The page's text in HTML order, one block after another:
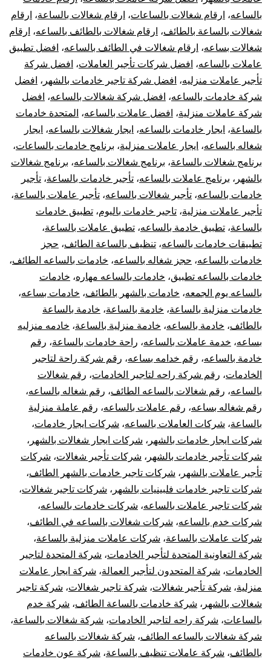
بالساعه، ارقام شغالات بالساعات، ارقام شغالات بالساعة، ارقام
شغالات بالساعة بالطائف، ارقام شغالات بالطائف بالساعه، ارقام
شغالات بساعه، ارقام شغالات في الطائف بالساعه، افضل تطبيق
عاملات بالساعه، افضل شركات تأجير العاملات، افضل شركة
تأجير عاملات منزليه، افضل شركة تاجير خادمات بالشهر ، افضل
شركة خادمات بالساعه، افضل شركة شغالات بالساعه، افضل
شركة عاملات منزلية، افضل عاملات بالساعه، المتحدة خادمات
بالساعة، ايجار خادمات بالساعه، ايجار شغالات بالساعه، ايجار
شغاله بالساعه، ايجار عاملات منزلية، برنامج خادمات بالساعات،
برنامج شغالات بالساعة، برنامج شغالات بالساعه، برنامج شغالات
بالشهر ، برنامج عاملات بالساعه، تأجير خادمات بالساعة، تأجير
خادمات بالساعه، تأجير شغالات بالساعه، تأجير عاملات بالساعة،
تأجير عاملات منزلية، تاجير خادمات باليوم، تطبيق خادمات
بالساعة، تطبيق خادمة بالساعه، تطبيق عاملات بالساعة،
تطبيقات خادمات بالساعه، تنظيف بالساعة الطائف، حجز
خادمات بالساعه، حجز شغاله بالساعه، خادمات بالساعه الطائف،
خادمات بالساعه تطبيق، خادمات بالساعه مهاره، خادمات
بالساعه يوم الجمعه، خادمات بالشهر بالطائف، خادمات بساعه،
خادمات منزلية بالساعة، خادمة بالساعة، خادمة بالساعة
بالطائف، خادمة بالساعه، خادمة منزلية بالساعة، خادمه منزليه
بساعه، خدمة عاملات بالساعه، راحة خادمات بالساعة، رقم
خادمة بالساعه، رقم خدامه بساعه، رقم شركة راحة لتاجير
الخادمات، رقم شركة راحه لتاجير الخادمات، رقم شغالات
بالساعه، رقم شغالات بالساعه الطائف، رقم شغاله بالساعه،
رقم شغاله بساعه، رقم عاملات بالساعه، رقم عاملة منزلية
بالساعة، شركات العاملات بالساعه، شركات ايجار خادمات،
شركات ايجار خادمات بالشهر ، شركات ايجار شغالات بالشهر ،
شركات تأجير خادمات بالشهر ، شركات تأجير شغالات، شركات
تأجير عاملات بالشهر ، شركات تاجير خادمات بالشهر الطائف،
شركات تاجير خادمات فلبينيات بالشهر ، شركات تاجير شغالات،
شركات تاجير عاملات بالساعه، شركات خادمات بالساعه،
شركات خدم بالساعه، شركات شغالات بالساعه في الطائف،
شركات عاملات بالساعة، شركات عاملات منزلية بالساعة،
شركة التعاونية المتحدة لتأجير الخادمات، شركة المتحدة لتاجير
الخادمات، شركة المتحدون لتأجير العمالة، شركة ايجار عاملات
منزلية، شركة تأجير شغالات، شركة تاجير شغالات، شركة تاجير
شغالات بالشهر ، شركة خادمات بالساعة الطائف، شركة خدم
بالساعات، شركة راحه لتاجير الخادمات، شركة شغالات بالساعة،
شركة شغالات بالساعه الطائف، شركة شغالات بالساعه
بالطائف، شركة عاملات تنظيف بالساعة، شركة عون خادمات